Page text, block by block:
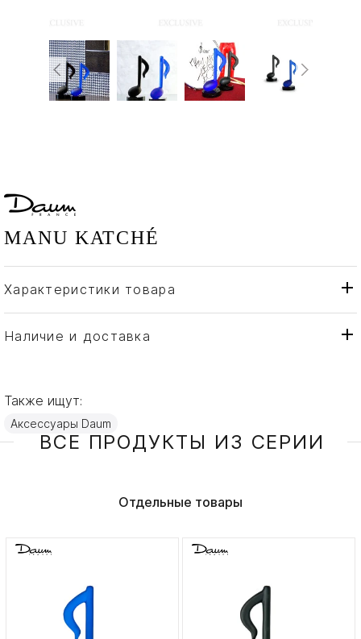
MANU KATCHÉ
Характеристики товара
Бренд
Daum
Страна производителя
Наличие и доставка
Также ищут:
Аксессуары Daum
ВСЕ ПРОДУКТЫ ИЗ СЕРИИ
Отдельные товары